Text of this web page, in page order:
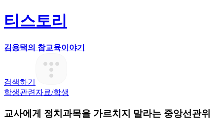
티스토리
김용택의 참교육이야기
검색하기
학생관련자료/학생
교사에게 정치과목을 가르치지 말라는 중앙선관위